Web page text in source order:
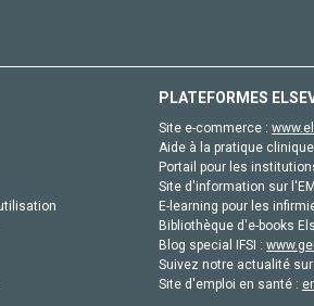
PLATEFORMES
Site e-commerce :
Aide à la pratique
Portail pour les
Site d'information sur
E-learning pour les
Bibliothèque d'e-books
Blog special IFSI :
Suivez notre actualité
Site d'emploi en santé :